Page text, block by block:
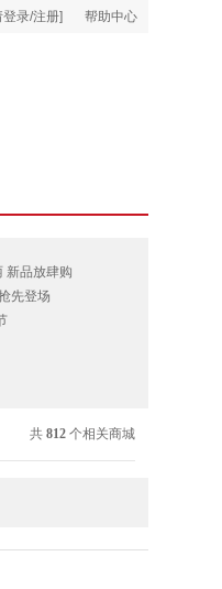
登录/注册] 帮助中心
新品放肆购
先登场
共 812 个相关商城